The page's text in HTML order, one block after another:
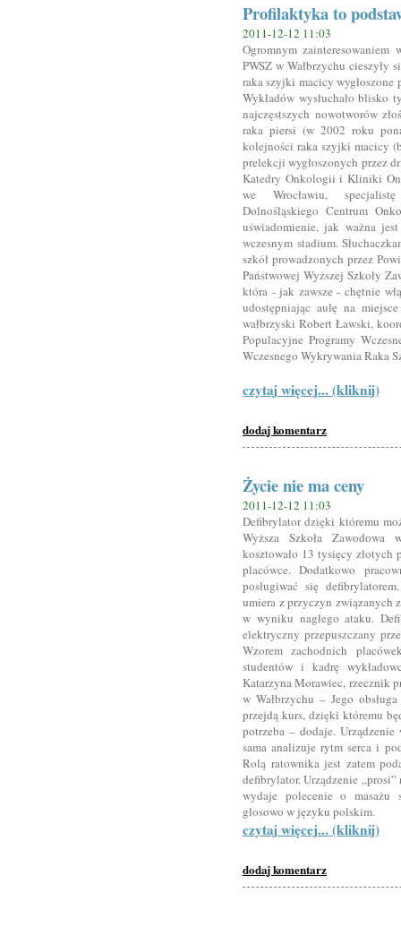
Profilaktyka to
2011-12-12 11:03
Ogromnym
PWSZ w Wałbrzychu
raka szyjki macicy wygłoszone
Wykładów wysłuchało blisko
najczęstszych nowotworów
raka piersi (w 2002 roku
kolejności raka szyjki macicy
prelekcji wygłoszonych przez
Katedry Onkologii i Kliniki
we Wrocławiu,
Dolnośląskiego Centrum
uświadomienie, jak ważna
wczesnym stadium.
szkół prowadzonych przez
Państwowej Wyższej Szkoły
która - jak zawsze - chętnie
udostępniając aulę na
wałbrzyski Robert Ławski,
Populacyjne Programy
Wczesnego Wykrywania Raka
czytaj więcej... (kliknij)
dodaj komentarz
Życie nie ma ceny
2011-12-12 11:03
Defibrylator dzięki któremu
Wyższa Szkoła Zawodowa
kosztowało 13 tysięcy złotych
placówce. Dodatkowo
posługiwać się
umiera z przyczyn związanych
w wyniku nagłego ataku.
elektryczny przepuszczany
Wzorem zachodnich
studentów i kadrę
Katarzyna Morawiec, rzecznik
w Wałbrzychu – Jego
przejdą kurs, dzięki któremu
potrzeba – dodaje.
sama analizuje rytm serca i
Rolą ratownika jest zatem
defibrylator. Urządzenie
wydaje polecenie o masażu
głosowo w języku polskim.
czytaj więcej... (kliknij)
dodaj komentarz